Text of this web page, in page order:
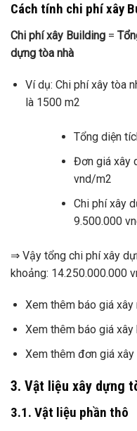
Cách tính chi phí xây
Chi phí xây Building =
dựng tòa nhà
Ví dụ: Chi phí xây tòa
là 1500 m2
Tổng diện
Đơn giá xây
vnd/m2
Chi phí xây
9.500.000
⇒ Vậy tổng chi phí xây
khoảng: 14.250.000.000
Xem thêm báo giá xây
Xem thêm báo giá
Xem thêm đơn giá
3. Vật liệu xây dựng
3.1. Vật liệu phần thô